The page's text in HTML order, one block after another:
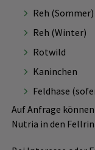
Reh (Sommer)
Reh (Winter)
Rotwild
Kaninchen
Feldhase
Auf Anfrage
Nutria in den